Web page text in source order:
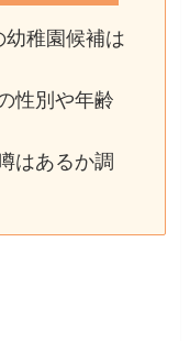
幼稚園候補は
性別や年齢
はあるか調